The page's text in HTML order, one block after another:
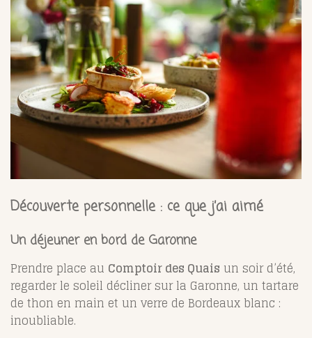
Découverte personnelle : ce que j’ai aimé
Un déjeuner en bord de Garonne
Prendre place au Comptoir des Quais un soir d’été,
regarder le soleil décliner sur la Garonne, un tartare
de thon en main et un verre de Bordeaux blanc :
inoubliable.